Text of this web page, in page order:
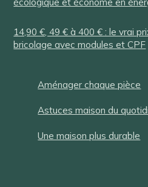
14,90 €, 49 € à 400 € : le vrai
bricolage avec modules et CPF
Aménager chaque pièce
Astuces maison du
Une maison plus durable